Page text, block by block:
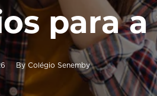
para
By Colégio Senemby